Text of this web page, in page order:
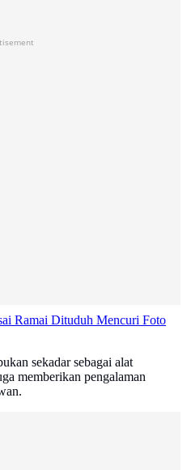
Ramai Dituduh Mencuri Foto
sekadar sebagai alat
memberikan pengalaman